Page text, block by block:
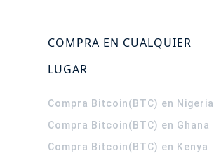
COMPRA EN CUALQUIER
LUGAR
Compra Bitcoin(BTC) en Nigeria
Compra Bitcoin(BTC) en Ghana
Compra Bitcoin(BTC) en Kenya